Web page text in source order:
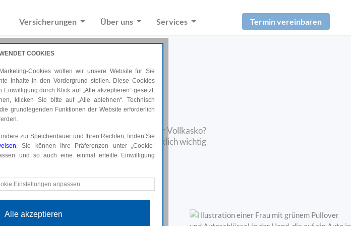
Versicherungen Über uns Services Termin vereinbaren
ist
für mich?
sich ob kaufen oder leasen? Teil- oder Vollkasko?
Ihnen, welcher Versicherungsschutz wirklich wichtig
Sie gerne.
auf uniqa.at
COOKIES
Cookies wollen wir unsere Website für Sie
Inhalte in den Vordergrund stellen. Diese Cookies
durch Klick auf „Alle akzeptieren“ gesetzt.
klicken Sie bitte auf „Alle ablehnen“. Technisch
grundlegenden Funktionen der Website erforderlich
zur Speicherdauer und Ihren Rechten, finden Sie
. Sie können Ihre Präferenzen unter „Cookie-
und so auch eine einmal erteilte Einwilligung
Einstellungen anpassen
Alle akzeptieren